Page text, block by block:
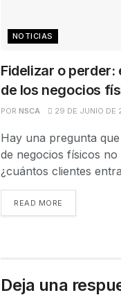
NOTICIAS
Fidelizar o
de los negocios
POR NSCA 29 DE JUNIO DE
Hay una pregunta
de negocios físicos
¿cuántos clientes
READ MORE
Deja una